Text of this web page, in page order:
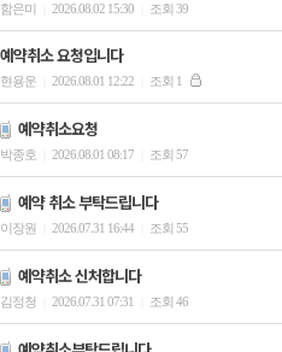
함은미 2026.08.02 15:30 조회 39
예약취소 요청입니다
현용운 2026.08.01 12:22 조회 1
예약취소요청
박종호 2026.08.01 08:17 조회 57
예약 취소 부탁드립니다
이장원 2026.07.31 16:44 조회 55
예약취소 신처합니다
김정청 2026.07.31 07:31 조회 46